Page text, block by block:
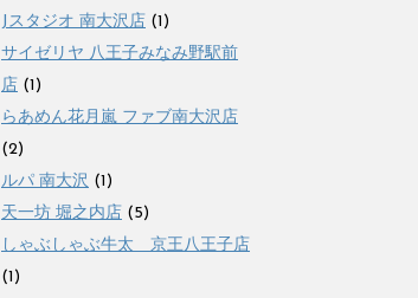
Jスタジオ 南大沢店 (1)
サイゼリヤ 八王子みなみ野駅前
店 (1)
らあめん花月嵐 ファブ南大沢店
(2)
ルパ 南大沢 (1)
天一坊 堀之内店 (5)
しゃぶしゃぶ牛太 京王八王子店
(1)